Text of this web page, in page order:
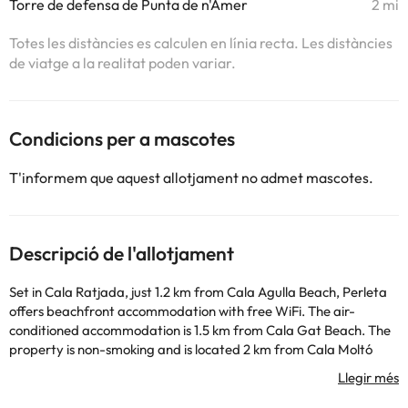
Torre de defensa de Punta de n'Amer 2 mi
Totes les distàncies es calculen en línia recta. Les distàncies
de viatge a la realitat poden variar.
Condicions per a mascotes
T'informem que aquest allotjament no admet mascotes.
Descripció de l'allotjament
Set in Cala Ratjada, just 1.2 km from Cala Agulla Beach, Perleta
offers beachfront accommodation with free WiFi. The air-
conditioned accommodation is 1.5 km from Cala Gat Beach. The
property is non-smoking and is located 2 km from Cala Moltó
towels, a TV with satellite channels, a dining area, a fully